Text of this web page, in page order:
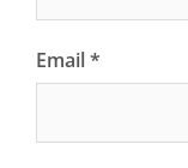
Email*